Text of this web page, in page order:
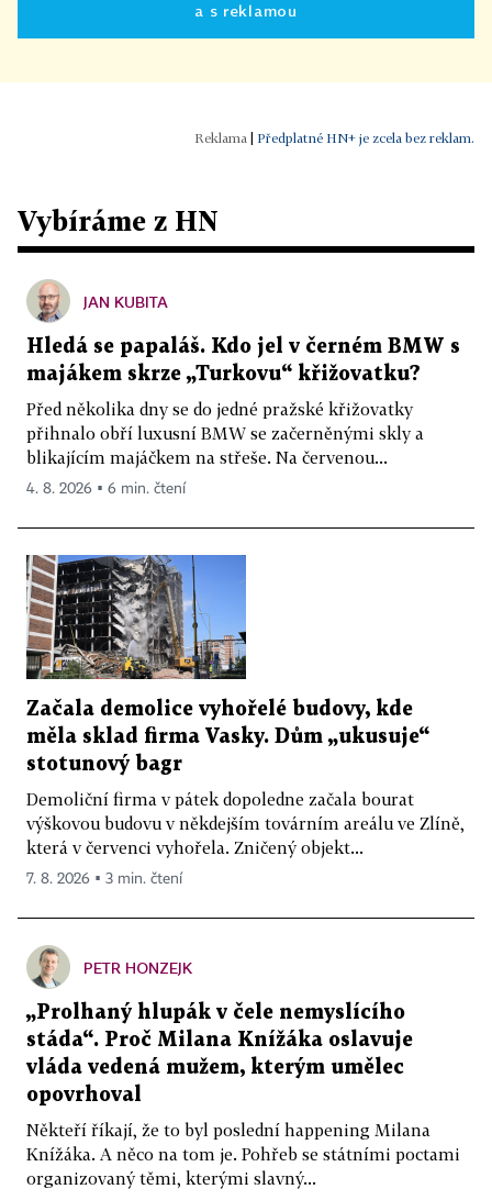
a s reklamou
Předplatné HN+ je zcela bez reklam.
Vybíráme z HN
JAN KUBITA
Hledá se papaláš. Kdo jel v černém BMW s
majákem skrze „Turkovu“ křižovatku?
Před několika dny se do jedné pražské křižovatky
přihnalo obří luxusní BMW se začerněnými skly a
blikajícím majáčkem na střeše. Na červenou...
4. 8. 2026 ▪ 6 min. čtení
Začala demolice vyhořelé budovy, kde
měla sklad firma Vasky. Dům „ukusuje“
stotunový bagr
Demoliční firma v pátek dopoledne začala bourat
výškovou budovu v někdejším továrním areálu ve Zlíně,
která v červenci vyhořela. Zničený objekt...
7. 8. 2026 ▪ 3 min. čtení
PETR HONZEJK
„Prolhaný hlupák v čele nemyslícího
stáda“. Proč Milana Knížáka oslavuje
vláda vedená mužem, kterým umělec
opovrhoval
Někteří říkají, že to byl poslední happening Milana
Knížáka. A něco na tom je. Pohřeb se státními poctami
organizovaný těmi, kterými slavný...